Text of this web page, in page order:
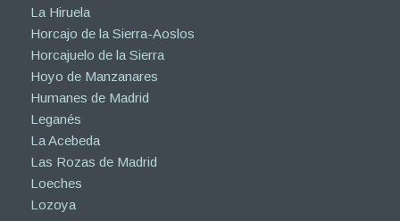
La Hiruela
Horcajo de la Sierra-Aoslos
Horcajuelo de la Sierra
Hoyo de Manzanares
Humanes de Madrid
Leganés
La Acebeda
Las Rozas de Madrid
Loeches
Lozoya